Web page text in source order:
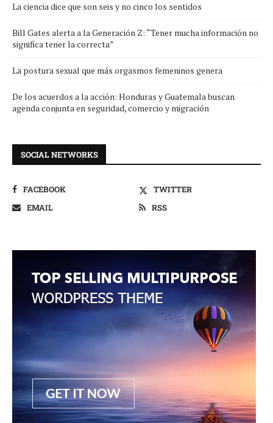
La ciencia dice que son seis y no cinco los sentidos
Bill Gates alerta a la Generación Z: “Tener mucha información no
significa tener la correcta”
La postura sexual que más orgasmos femeninos genera
De los acuerdos a la acción: Honduras y Guatemala buscan
agenda conjunta en seguridad, comercio y migración
SOCIAL NETWORKS
FACEBOOK
TWITTER
EMAIL
RSS